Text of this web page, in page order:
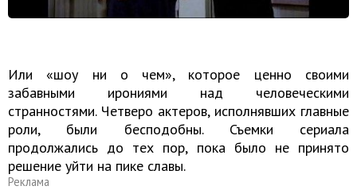
Или «шоу ни о чем», которое ценно своими
забавными ирониями над человеческими
странностями. Чет­ве­ро ак­те­ров, ис­пол­няв­ших глав­ные
роли, были бес­по­доб­ны. Съемки сериала
продолжались до тех пор, пока было не принято
решение уйти на пике славы.
Реклама